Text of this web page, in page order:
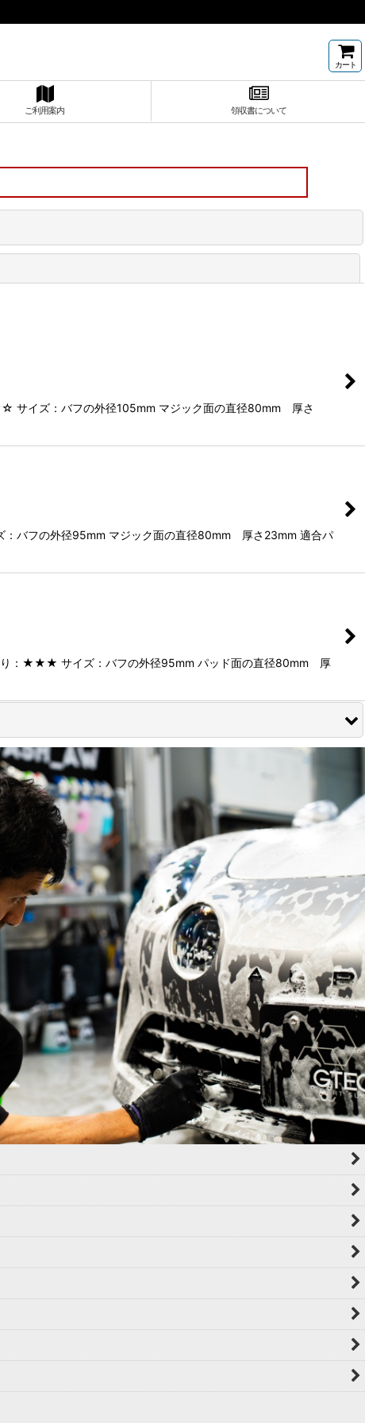
カート
ご利用案内 領収書について
イズ：バフの外径105mm マジック面の直径80mm 厚さ
フの外径95mm マジック面の直径80mm 厚さ23mm 適合パ
：★★★ サイズ：バフの外径95mm パッド面の直径80mm 厚